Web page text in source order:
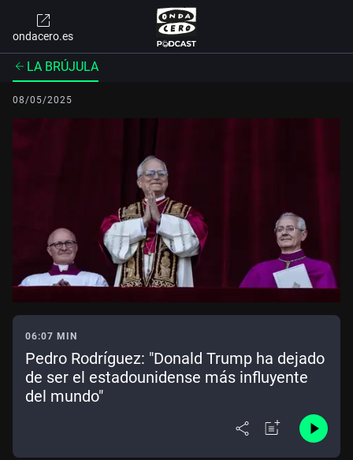
ondacero.es
LA BRÚJULA
08/05/2025
06:07 MIN
Pedro Rodríguez: "Donald Trump ha dejado
de ser el estadounidense más influyente
del mundo"